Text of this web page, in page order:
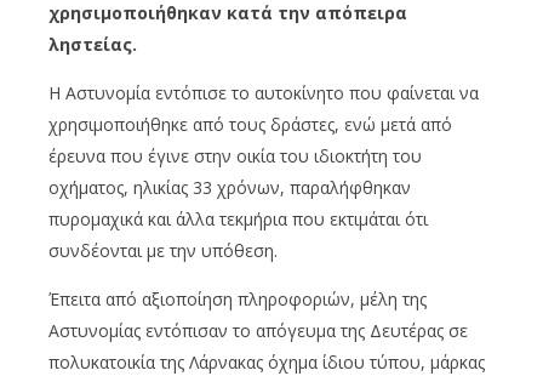
χρησιμοποιήθηκαν κατά την απόπειρα
ληστείας.
Η Αστυνομία εντόπισε το αυτοκίνητο που φαίνεται να
χρησιμοποιήθηκε από τους δράστες, ενώ μετά από
έρευνα που έγινε στην οικία του ιδιοκτήτη του
οχήματος, ηλικίας 33 χρόνων, παραλήφθηκαν
πυρομαχικά και άλλα τεκμήρια που εκτιμάται ότι
συνδέονται με την υπόθεση.
Έπειτα από αξιοποίηση πληροφοριών, μέλη της
Αστυνομίας εντόπισαν το απόγευμα της Δευτέρας σε
πολυκατοικία της Λάρνακας όχημα ίδιου τύπου, μάρκας